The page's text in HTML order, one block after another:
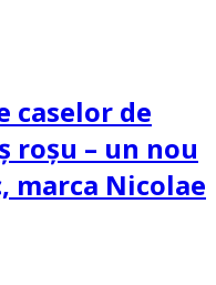
caselor de
roșu – un nou
marca Nicolae